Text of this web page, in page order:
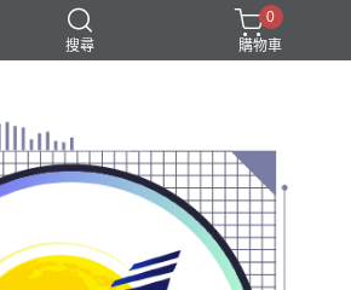
搜尋
0
購物車